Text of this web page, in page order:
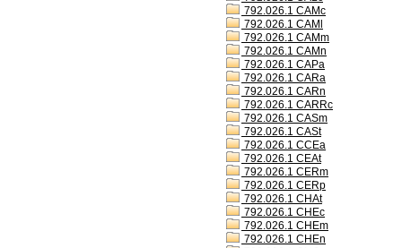
792.026.1 CAMc
792.026.1 CAMl
792.026.1 CAMm
792.026.1 CAMn
792.026.1 CAPa
792.026.1 CARa
792.026.1 CARn
792.026.1 CARRc
792.026.1 CASm
792.026.1 CASt
792.026.1 CCEa
792.026.1 CEAt
792.026.1 CERm
792.026.1 CERp
792.026.1 CHAt
792.026.1 CHEc
792.026.1 CHEm
792.026.1 CHEn